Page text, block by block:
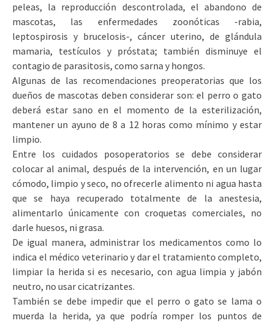
peleas, la reproducción descontrolada, el abandono de
mascotas, las enfermedades zoonóticas -rabia,
leptospirosis y brucelosis-, cáncer uterino, de glándula
mamaria, testículos y próstata; también disminuye el
contagio de parasitosis, como sarna y hongos.
Algunas de las recomendaciones preoperatorias que los
dueños de mascotas deben considerar son: el perro o gato
deberá estar sano en el momento de la esterilización,
mantener un ayuno de 8 a 12 horas como mínimo y estar
limpio.
Entre los cuidados posoperatorios se debe considerar
colocar al animal, después de la intervención, en un lugar
cómodo, limpio y seco, no ofrecerle alimento ni agua hasta
que se haya recuperado totalmente de la anestesia,
alimentarlo únicamente con croquetas comerciales, no
darle huesos, ni grasa.
De igual manera, administrar los medicamentos como lo
indica el médico veterinario y dar el tratamiento completo,
limpiar la herida si es necesario, con agua limpia y jabón
neutro, no usar cicatrizantes.
También se debe impedir que el perro o gato se lama o
muerda la herida, ya que podría romper los puntos de